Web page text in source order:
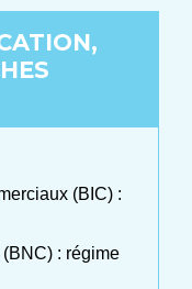
(BIC) :
: régime